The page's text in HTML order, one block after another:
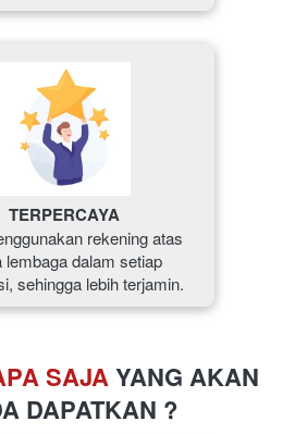
TERPERCAYA
rekening atas
lembaga dalam setiap
sehingga lebih terjamin.
SAJA YANG AKAN
DAPATKAN ?